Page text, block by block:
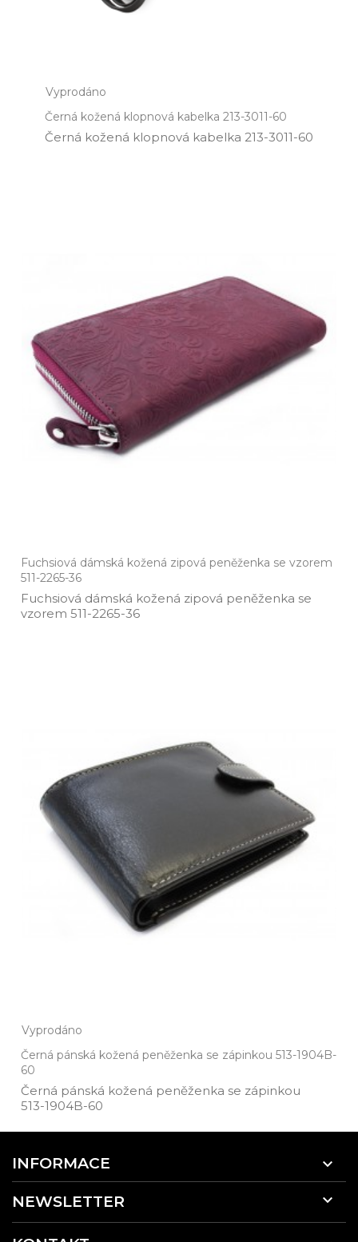
Vyprodáno
Černá kožená klopnová kabelka 213-3011-60
Černá kožená klopnová kabelka 213­-3011­-60
Fuchsiová dámská kožená zipová peněženka se vzorem
511-2265-36
Fuchsiová dámská kožená zipová peněženka se
vzorem 511­-2265­-36
Vyprodáno
Černá pánská kožená peněženka se zápinkou 513-1904B-
60
Černá pánská kožená peněženka se zápinkou
513­-1904B­-60
INFORMACE 
NEWSLETTER 